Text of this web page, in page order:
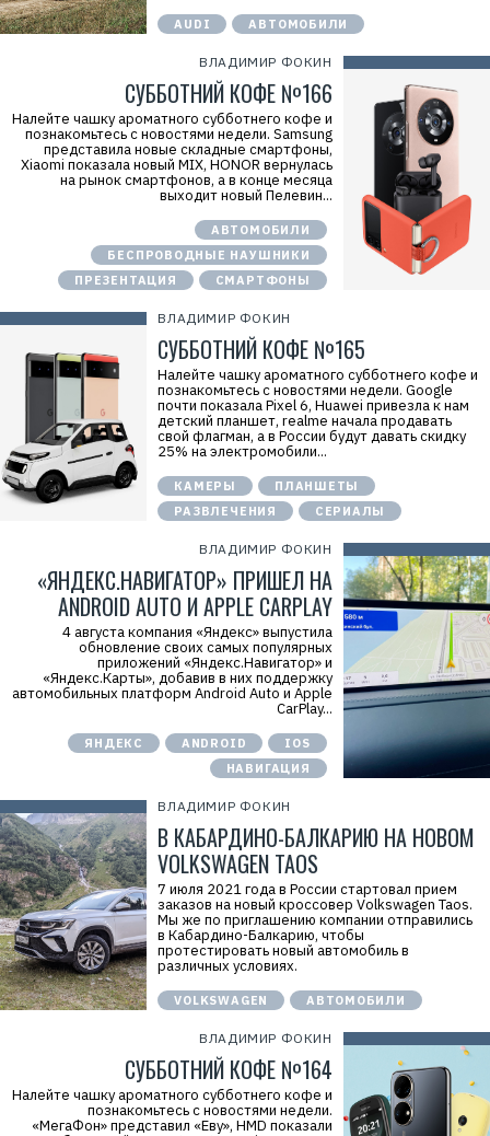
AUDI АВТОМОБИЛИ
ВЛАДИМИР ФОКИН
СУББОТНИЙ КОФЕ №166
Налейте чашку ароматного субботнего кофе и
познакомьтесь с новостями недели. Samsung
представила новые складные смартфоны,
Xiaomi показала новый MIX, HONOR вернулась
на рынок смартфонов, а в конце месяца
выходит новый Пелевин...
АВТОМОБИЛИ
БЕСПРОВОДНЫЕ НАУШНИКИ
ПРЕЗЕНТАЦИЯ
СМАРТФОНЫ
ВЛАДИМИР ФОКИН
СУББОТНИЙ КОФЕ №165
Налейте чашку ароматного субботнего кофе и
познакомьтесь с новостями недели. Google
почти показала Pixel 6, Huawei привезла к нам
детский планшет, realme начала продавать
свой флагман, а в России будут давать скидку
25% на электромобили...
КАМЕРЫ
ПЛАНШЕТЫ
РАЗВЛЕЧЕНИЯ
СЕРИАЛЫ
ВЛАДИМИР ФОКИН
«ЯНДЕКС.НАВИГАТОР» ПРИШЕЛ НА
ANDROID AUTO И APPLE CARPLAY
4 августа компания «Яндекс» выпустила
обновление своих самых популярных
приложений «Яндекс.Навигатор» и
«Яндекс.Карты», добавив в них поддержку
автомобильных платформ Android Auto и Apple
CarPlay...
ЯНДЕКС ANDROID
IOS
НАВИГАЦИЯ
ВЛАДИМИР ФОКИН
В КАБАРДИНО-БАЛКАРИЮ НА НОВОМ
VOLKSWAGEN TAOS
7 июля 2021 года в России стартовал прием
заказов на новый кроссовер Volkswagen Taos.
Мы же по приглашению компании отправились
в Кабардино-Балкарию, чтобы
протестировать новый автомобиль в
различных условиях.
VOLKSWAGEN АВТОМОБИЛИ
ВЛАДИМИР ФОКИН
СУББОТНИЙ КОФЕ №164
Налейте чашку ароматного субботнего кофе и
познакомьтесь с новостями недели.
«МегаФон» представил «Еву», HMD показали